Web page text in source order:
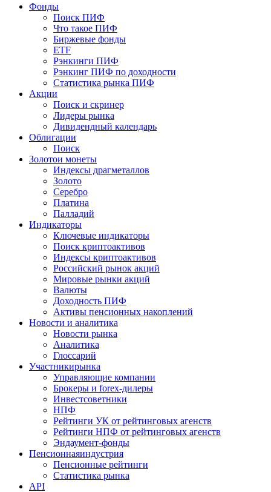
Фонды
Поиск ПИФ
Что такое ПИФ
Биржевые фонды
ETF
Рэнкинги ПИФ
Рэнкинг ПИФ по доходности
Статистика рынка ПИФ
Акции
Поиск и скринер
Лидеры рынка
Дивидендный календарь
Облигации
Поиск
Золотои монеты
Индексы драгметаллов
Золото
Серебро
Платина
Палладий
Индикаторы
Ключевые индикаторы
Поиск криптоактивов
Индексы криптоактивов
Российский рынок акций
Мировые рынки акций
Валюты
Доходность ПИФ
Активы пенсионных накоплений
Новости и аналитика
Новости рынка
Аналитика
Глоссарий
Участникирынка
Управляющие компании
Брокеры и forex-дилеры
Инвестсоветники
НПФ
Рейтинги УК от рейтинговых агенств
Рейтинги НПФ от рейтинговых агенств
Эндаумент-фонды
Пенсионнаяиндустрия
Пенсионные рейтинги
Статистика рынка
API